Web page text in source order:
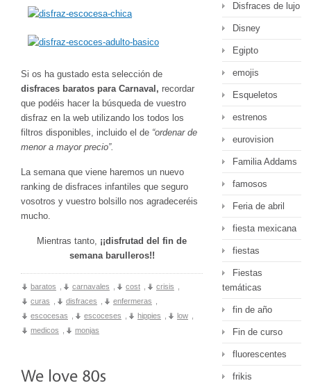
Si os ha gustado esta selección de
disfraces baratos para Carnaval, recordar
que podéis hacer la búsqueda de vuestro
disfraz en la web utilizando los todos los
filtros disponibles, incluido el de “ordenar de
menor a mayor precio”.
La semana que viene haremos un nuevo
ranking de disfraces infantiles que seguro
vosotros y vuestro bolsillo nos agradeceréis
mucho.
Mientras tanto, ¡¡disfrutad del fin de
semana barulleros!!
baratos carnavales cost crisis
curas
disfraces enfermeras
escocesas
escoceses hippies low
medicos
monjas
Disfraces de lujo
Disney
Egipto
emojis
Esqueletos
estrenos
eurovision
Familia Addams
famosos
Feria de abril
fiesta mexicana
fiestas
Fiestas
temáticas
fin de año
Fin de curso
fluorescentes
frikis